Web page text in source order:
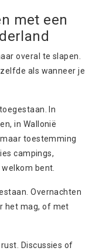
met een
overal te slapen.
als wanneer je
In
in Wallonië
toestemming
campings,
bent.
Overnachten
het mag, of met
Discussies of